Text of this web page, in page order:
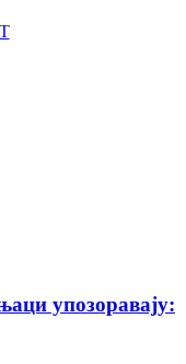
упозоравају: